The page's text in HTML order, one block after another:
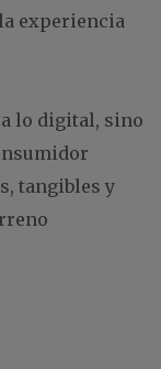
experiencia
lo digital, sino
tangibles y